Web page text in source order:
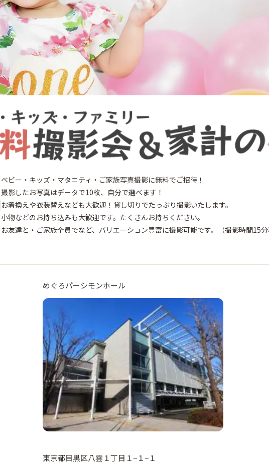
終了
都
立
ベビー・キッズ・マタニティ・ご家族写真撮影に無料でご招待！
撮影したお写真はデータで10枚、自分で選べます！
お着換えや衣装替えなども大歓迎！貸し切りでたっぷり撮影いたします。
小物などのお持ち込みも大歓迎です。たくさんお持ちください。
お友達と・ご家族全員でなど、バリエーション豊富に撮影可能です。（撮影時間15
めぐろパーシモンホール
東京都目黒区八雲１丁目１−１−１